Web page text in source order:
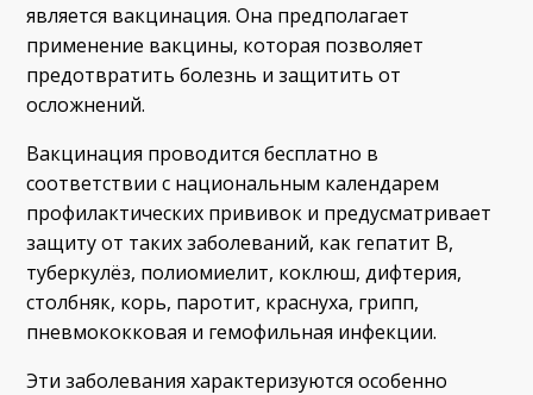
является вакцинация. Она предполагает
применение вакцины, которая позволяет
предотвратить болезнь и защитить от
осложнений.
Вакцинация проводится бесплатно в
соответствии с национальным календарем
профилактических прививок и предусматривает
защиту от таких заболеваний, как гепатит В,
туберкулёз, полиомиелит, коклюш, дифтерия,
столбняк, корь, паротит, краснуха, грипп,
пневмококковая и гемофильная инфекции.
Эти заболевания характеризуются особенно